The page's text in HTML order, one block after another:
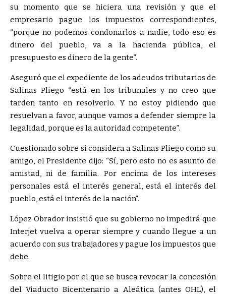
su momento que se hiciera una revisión y que el
empresario pague los impuestos correspondientes,
porque no podemos condonarlos a nadie, todo eso es
dinero del pueblo, va a la hacienda pública, el
presupuesto es dinero de la gente .
Aseguró que el expediente de los adeudos tributarios de
Salinas Pliego
está en los tribunales y no creo que
tarden tanto en resolverlo. Y no estoy pidiendo que
resuelvan a favor, aunque vamos a defender siempre la
legalidad, porque es la autoridad competente .
Cuestionado sobre si considera a Salinas Pliego como su
amigo, el Presidente dijo:
Sí, pero esto no es asunto de
amistad, ni de familia. Por encima de los intereses
personales está el interés general, está el interés del
pueblo, está el interés de la nación .
López Obrador insistió que su gobierno no impedirá que
Interjet vuelva a operar siempre y cuando llegue a un
acuerdo con sus trabajadores y pague los impuestos que
debe.
Sobre el litigio por el que se busca revocar la concesión
del Viaducto Bicentenario a Aleática (antes OHL), el